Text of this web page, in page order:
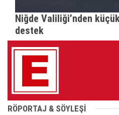
Niğde Valiliği’nden
destek
RÖPORTAJ & SÖYLEŞİ